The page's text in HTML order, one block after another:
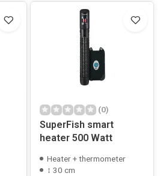
(0)
SuperFish smart
heater 500 Watt
Heater + thermometer
↕ 30 cm